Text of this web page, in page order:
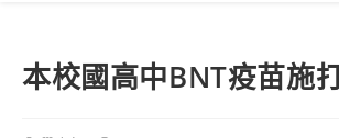
本校國高中BNT疫苗施